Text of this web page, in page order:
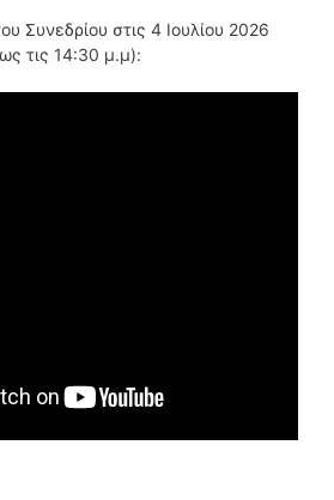
Συνεδρίου στις 4 Ιουλίου 2026
τις 14:30 μ.μ):